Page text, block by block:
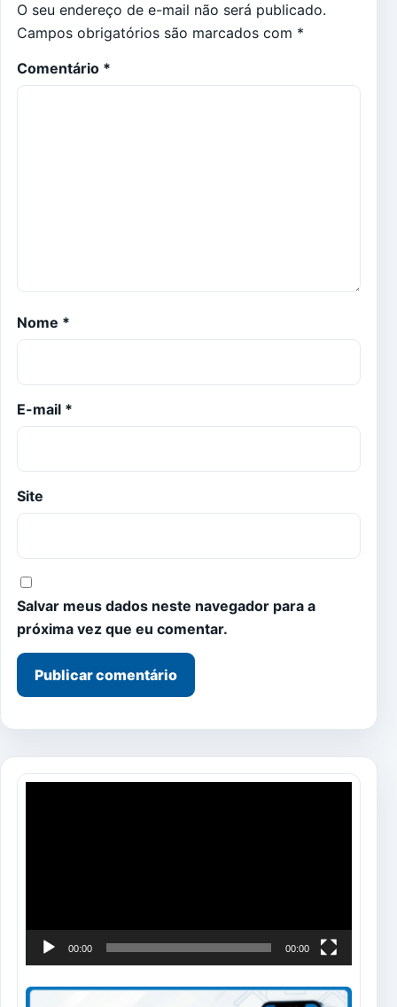
O seu endereço de e-mail não será publicado.
Campos obrigatórios são marcados com *
Comentário *
Nome *
E-mail *
Site
Salvar meus dados neste navegador para a
próxima vez que eu comentar.
00:00 00:00